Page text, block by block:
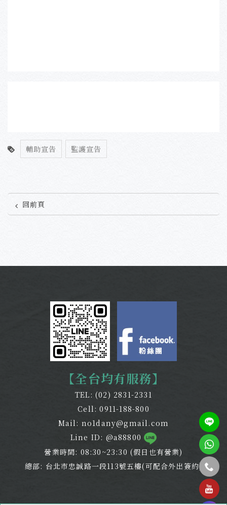
輔助宣告 監護宣告
回前頁
tel
【全台均有服務】
TEL:(02) 2831-2331
Cell:0911-188-800
Mail: no1dany@gmail.com
Line ID: @a88800
營業時間: 08:30~23:30 (假日也有營業)
總部: 台北市忠誠路一段113號五樓(可配合外出簽約)